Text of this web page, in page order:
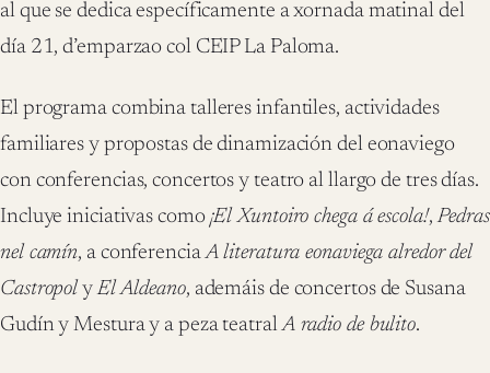
al que se dedica específicamente a xornada matinal del
día 21, d’emparzao col CEIP La Paloma.
El programa combina talleres infantiles, actividades
familiares y propostas de dinamización del eonaviego
con conferencias, concertos y teatro al llargo de tres días.
Incluye iniciativas como ¡El Xuntoiro chega á escola!,Pedras
nel camín, a conferenciaA literatura eonaviega alredor del
Castropol yEl Aldeano, ademáis de concertos de Susana
Gudín y Mestura y a peza teatralA radio de bulito.